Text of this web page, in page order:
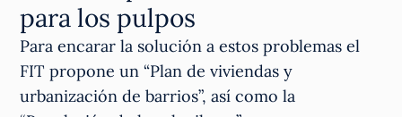
para los pulpos
Para encarar la solución a estos problemas el
FIT propone un “Plan de viviendas y
urbanización de barrios”, así como la